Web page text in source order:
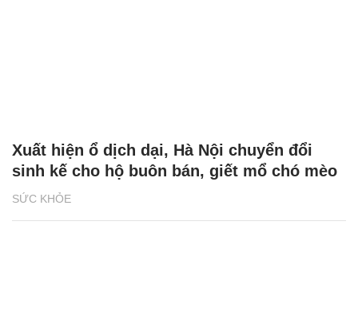
SỨC KHỎE
Xuất hiện ổ dịch dại, Hà Nội chuyển đổi
sinh kế cho hộ buôn bán, giết mổ chó mèo